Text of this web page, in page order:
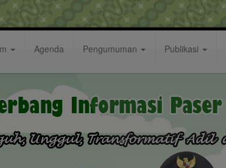
Agenda Pengumuman Publikasi